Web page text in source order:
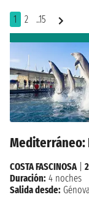
1 2 ..15
Mediterráneo:
COSTA FASCINOSA
Duración: 4 noches
Salida desde: Génova